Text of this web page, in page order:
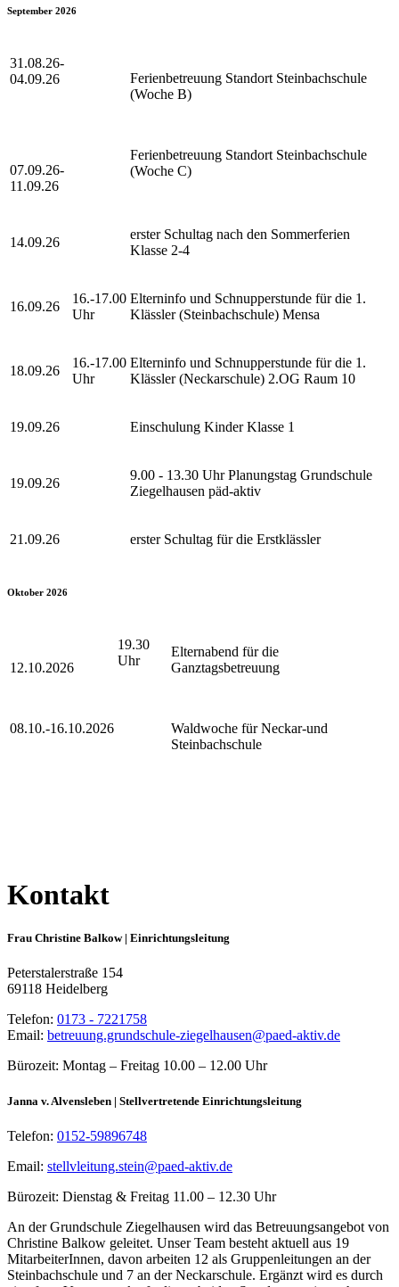
September 2026
31.08.26-
04.09.26
07.09.26-
11.09.26
Ferienbetreuung Standort Steinbachschule
(Woche B)
Ferienbetreuung Standort Steinbachschule
(Woche C)
14.09.26
erster Schultag nach den Sommerferien
Klasse 2-4
16.09.26
16.-17.00
Uhr
Elterninfo und Schnupperstunde für die 1.
Klässler (Steinbachschule) Mensa
18.09.26
16.-17.00
Uhr
Elterninfo und Schnupperstunde für die 1.
Klässler (Neckarschule) 2.OG Raum 10
19.09.26 Einschulung Kinder Klasse 1
19.09.26
9.00 - 13.30 Uhr Planungstag Grundschule
Ziegelhausen päd-aktiv
21.09.26 erster Schultag für die Erstklässler
Oktober 2026
12.10.2026
08.10.-16.10.2026
19.30
Uhr
Elternabend für die
Ganztagsbetreuung
Waldwoche für Neckar-und
Steinbachschule
Kontakt
Frau Christine Balkow | Einrichtungsleitung
Peterstalerstraße 154
69118 Heidelberg
Telefon: 0173 - 7221758
Email: betreuung.grundschule-ziegelhausen@paed-aktiv.de
Bürozeit: Montag – Freitag 10.00 – 12.00 Uhr
Janna v. Alvensleben | Stellvertretende Einrichtungsleitung
Telefon: 0152-59896748
Email: stellvleitung.stein@paed-aktiv.de
Bürozeit: Dienstag & Freitag 11.00 – 12.30 Uhr
An der Grundschule Ziegelhausen wird das Betreuungsangebot von
Christine Balkow geleitet. Unser Team besteht aktuell aus 19
MitarbeiterInnen, davon arbeiten 12 als Gruppenleitungen an der
Steinbachschule und 7 an der Neckarschule. Ergänzt wird es durch